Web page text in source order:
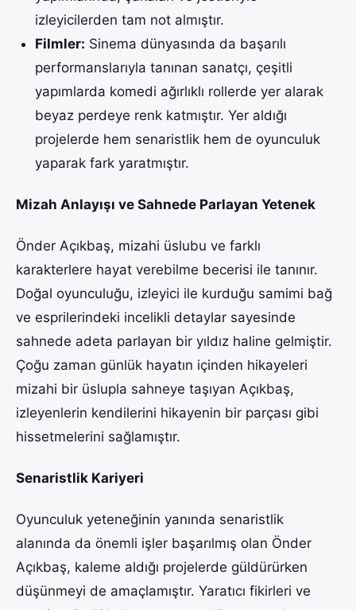
izleyicilerden tam not almıştır.
Filmler: Sinema dünyasında da başarılı
performanslarıyla tanınan sanatçı, çeşitli
yapımlarda komedi ağırlıklı rollerde yer alarak
beyaz perdeye renk katmıştır. Yer aldığı
projelerde hem senaristlik hem de oyunculuk
yaparak fark yaratmıştır.
Mizah Anlayışı ve Sahnede Parlayan Yetenek
Önder Açıkbaş, mizahi üslubu ve farklı
karakterlere hayat verebilme becerisi ile tanınır.
Doğal oyunculuğu, izleyici ile kurduğu samimi bağ
ve esprilerindeki incelikli detaylar sayesinde
sahnede adeta parlayan bir yıldız haline gelmiştir.
Çoğu zaman günlük hayatın içinden hikayeleri
mizahi bir üslupla sahneye taşıyan Açıkbaş,
izleyenlerin kendilerini hikayenin bir parçası gibi
hissetmelerini sağlamıştır.
Senaristlik Kariyeri
Oyunculuk yeteneğinin yanında senaristlik
alanında da önemli işler başarılmış olan Önder
Açıkbaş, kaleme aldığı projelerde güldürürken
düşünmeyi de amaçlamıştır. Yaratıcı fikirleri ve